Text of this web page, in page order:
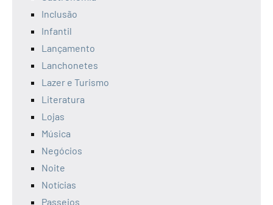
Inclusão
Infantil
Lançamento
Lanchonetes
Lazer e Turismo
Literatura
Lojas
Música
Negócios
Noite
Notícias
Passeios